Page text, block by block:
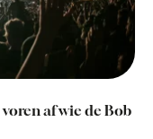
af wie de Bob